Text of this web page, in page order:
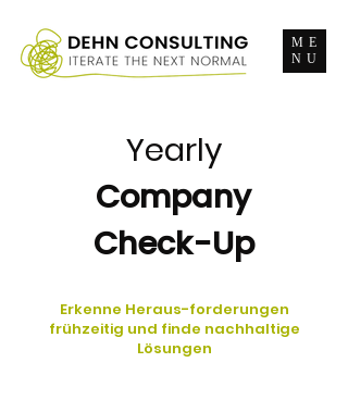
ME
NU
Yearly
Company
Check-Up
Erkenne Heraus-forderungen
frühzeitig und finde nachhaltige
Lösungen